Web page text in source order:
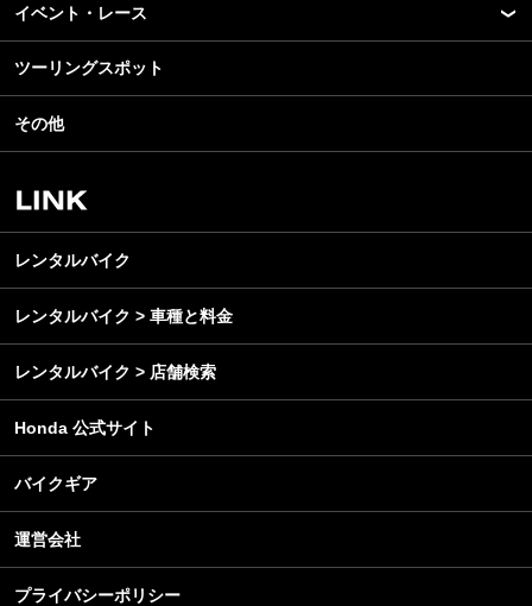
モデル情報
カスタマイズパーツ
テクノロジー
名車・旧車
ビジネス
アプリ
ライディングギア
ツーリング
アウトドア
レンタルバイク
イベント・レース
モータースポーツ
イベント
スクール・レッスン
ツーリングスポット
その他
レンタルバイク
レンタルバイク > 車種と料金
レンタルバイク > 店舗検索
Honda 公式サイト
バイクギア
運営会社
プライバシーポリシー